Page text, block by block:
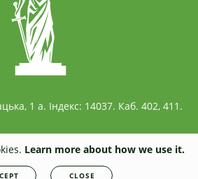
1 а. Індекс: 14037. Каб. 402, 411.
reserved. Any unauthorized copying is strictly
Learn more about how we use it.
CLOSE